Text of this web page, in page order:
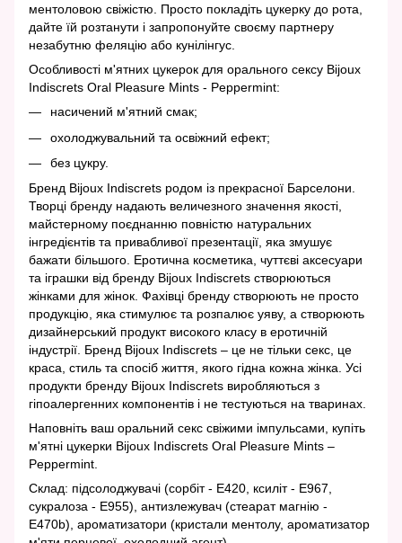
ментоловою свіжістю. Просто покладіть цукерку до рота,
дайте їй розтанути і запропонуйте своєму партнеру
незабутню феляцію або кунілінгус.
Особливості м'ятних цукерок для орального сексу Bijoux
Indiscrets Oral Pleasure Mints - Peppermint:
насичений м'ятний смак;
охолоджувальний та освіжний ефект;
без цукру.
Бренд Bijoux Indiscrets родом із прекрасної Барселони.
Творці бренду надають величезного значення якості,
майстерному поєднанню повністю натуральних
інгредієнтів та привабливої ​​презентації, яка змушує
бажати більшого. Еротична косметика, чуттєві аксесуари
та іграшки від бренду Bijoux Indiscrets створюються
жінками для жінок. Фахівці бренду створюють не просто
продукцію, яка стимулює та розпалює уяву, а створюють
дизайнерський продукт високого класу в еротичній
індустрії. Бренд Bijoux Indiscrets – це не тільки секс, це
краса, стиль та спосіб життя, якого гідна кожна жінка. Усі
продукти бренду Bijoux Indiscrets виробляються з
гіпоалергенних компонентів і не тестуються на тваринах.
Наповніть ваш оральний секс свіжими імпульсами, купіть
м'ятні цукерки Bijoux Indiscrets Oral Pleasure Mints –
Peppermint.
Склад: підсолоджувачі (сорбіт - E420, ксиліт - E967,
сукралоза - E955), антизлежувач (стеарат магнію -
E470b), ароматизатори (кристали ментолу, ароматизатор